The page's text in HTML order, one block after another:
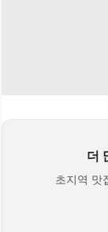
더
초지역 맛